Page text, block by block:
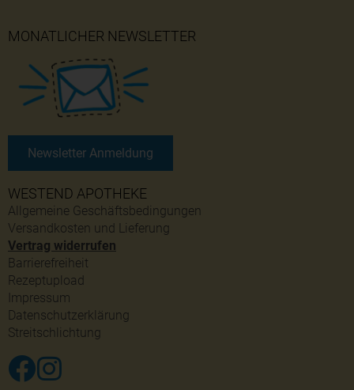
WESTEND APOTHEKE
Allgemeine Geschäftsbedingungen
Versandkosten und Lieferung
Vertrag widerrufen
Barrierefreiheit
Rezeptupload
Impressum
Datenschutzerklärung
Streitschlichtung
MONATLICHER NEWSLETTER
Newsletter Anmeldung